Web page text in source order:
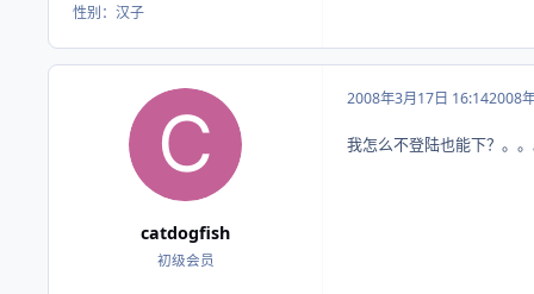
性别： 汉子
catdogfish
初级会员
2008年3月17日 16:142008
我怎么不登陆也能下？。。